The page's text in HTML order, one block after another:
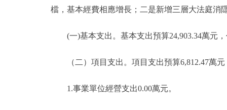
檔，基本經費相應增長；二是新增三層大法庭消
(一)基本支出。基本支出預算24,903.34萬元，
（二）項目支出。項目支出預算6,812.47萬元
1.事業單位經營支出0.00萬元。